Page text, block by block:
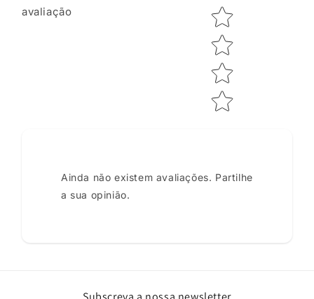
avaliação
Ainda não existem avaliações. Partilhe
a sua opinião.